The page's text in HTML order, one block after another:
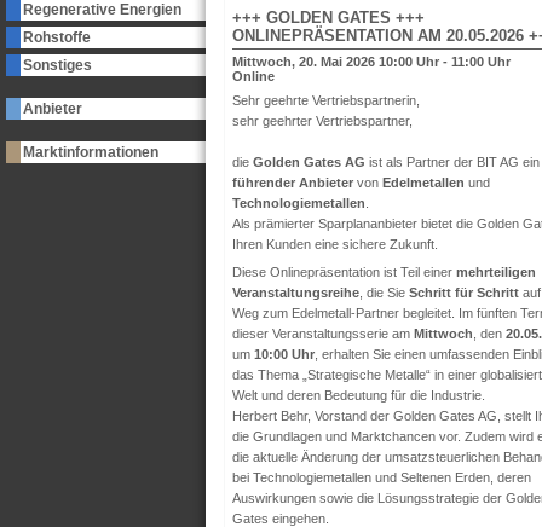
Regenerative Energien
Rohstoffe
Sonstiges
Anbieter
Marktinformationen
+++ GOLDEN GATES +++
ONLINEPRÄSENTATION AM 20.05.2026
Mittwoch, 20. Mai 2026 10:00 Uhr - 11:00 Uhr
Online
Sehr geehrte Vertriebspartnerin,
sehr geehrter Vertriebspartner,
die Golden Gates AG ist als Partner der BIT AG ein
führender Anbieter von Edelmetallen und
Technologiemetallen
Als prämierter Sparplananbieter bietet die Golden
Ihren Kunden eine sichere Zukunft.
Diese Onlinepräsentation ist Teil einer mehrteiligen
Veranstaltungsreihe , die Sie Schritt für Schritt
Weg zum Edelmetall-Partner begleitet. Im fünften
dieser Veranstaltungsserie am Mittwoch , den
um 10:00 Uhr , erhalten Sie einen umfassenden
das Thema „Strategische Metalle“ in einer
Welt und deren Bedeutung für die Industrie.
Herbert Behr, Vorstand der Golden Gates AG, stellt
die Grundlagen und Marktchancen vor. Zudem wird
die aktuelle Änderung der umsatzsteuerlichen
bei Technologiemetallen und Seltenen Erden, deren
Auswirkungen sowie die Lösungsstrategie der
Gates eingehen.